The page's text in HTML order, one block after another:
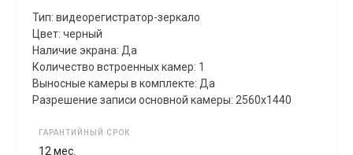
Тип: видеорегистратор-зеркало
Цвет: черный
Наличие экрана: Да
Количество встроенных камер: 1
Выносные камеры в комплекте: Да
Разрешение записи основной камеры: 2560x1440
ГАРАНТИЙНЫЙ СРОК
12 мес.